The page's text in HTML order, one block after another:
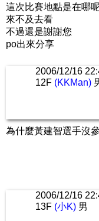
這次比賽地點是在哪
來不及去看
不過還是謝謝您
po出來分享
2006/12/16
12F (KKMan)
為什麼黃建智選手沒
2006/12/16
13F (小K) 男